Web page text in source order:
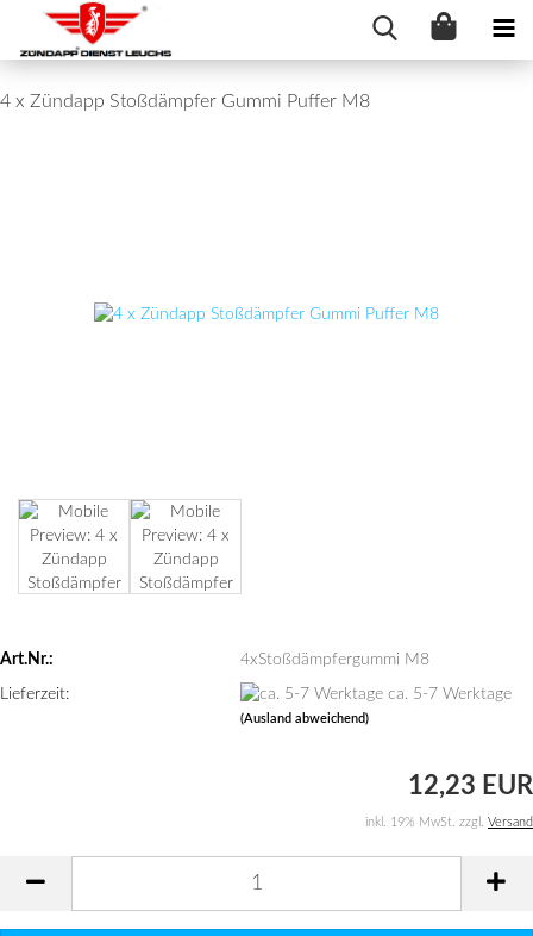
4 x Zündapp Stoßdämpfer Gummi Puffer M8
Art.Nr.: 4xStoßdämpfergummi M8
Lieferzeit: ca. 5-7 Werktage
(Ausland abweichend)
12,23 EUR
inkl. 19% MwSt. zzgl. Versand